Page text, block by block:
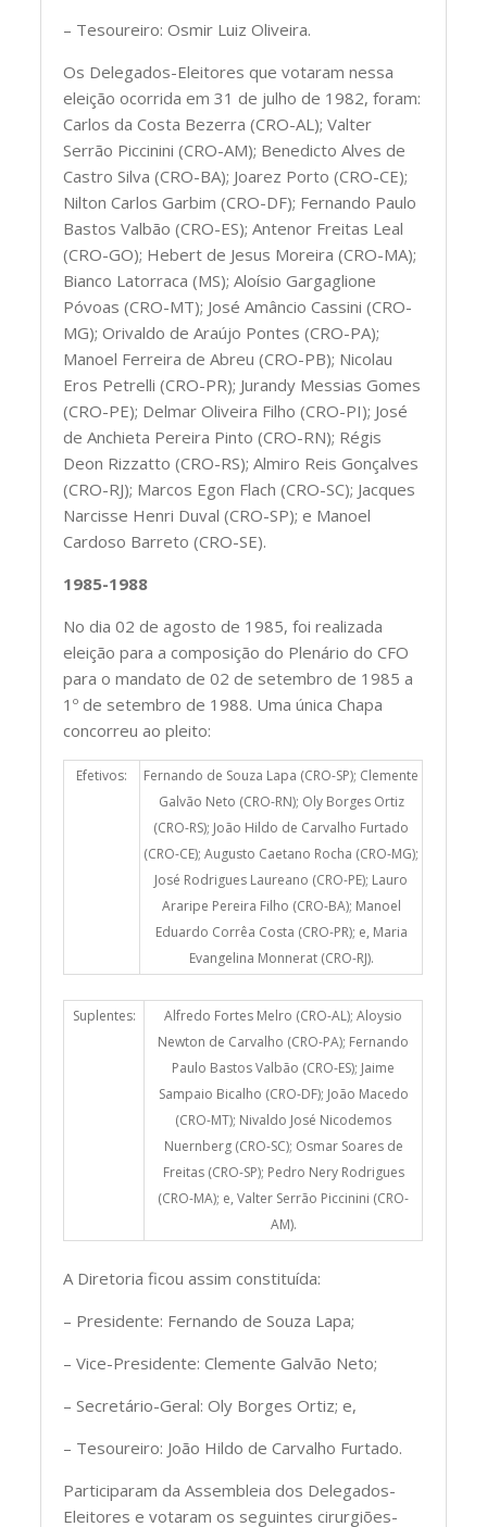
– Tesoureiro: Osmir Luiz Oliveira.
Os Delegados-Eleitores que votaram nessa
eleição ocorrida em 31 de julho de 1982, foram:
Carlos da Costa Bezerra (CRO-AL); Valter
Serrão Piccinini (CRO-AM); Benedicto Alves de
Castro Silva (CRO-BA); Joarez Porto (CRO-CE);
Nilton Carlos Garbim (CRO-DF); Fernando Paulo
Bastos Valbão (CRO-ES); Antenor Freitas Leal
(CRO-GO); Hebert de Jesus Moreira (CRO-MA);
Bianco Latorraca (MS); Aloísio Gargaglione
Póvoas (CRO-MT); José Amâncio Cassini (CRO-
MG); Orivaldo de Araújo Pontes (CRO-PA);
Manoel Ferreira de Abreu (CRO-PB); Nicolau
Eros Petrelli (CRO-PR); Jurandy Messias Gomes
(CRO-PE); Delmar Oliveira Filho (CRO-PI); José
de Anchieta Pereira Pinto (CRO-RN); Régis
Deon Rizzatto (CRO-RS); Almiro Reis Gonçalves
(CRO-RJ); Marcos Egon Flach (CRO-SC); Jacques
Narcisse Henri Duval (CRO-SP); e Manoel
Cardoso Barreto (CRO-SE).
1985-1988
No dia 02 de agosto de 1985, foi realizada
eleição para a composição do Plenário do CFO
para o mandato de 02 de setembro de 1985 a
1º de setembro de 1988. Uma única Chapa
concorreu ao pleito:
Efetivos:
Fernando de Souza Lapa (CRO-SP); Clemente
Galvão Neto (CRO-RN); Oly Borges Ortiz
(CRO-RS); João Hildo de Carvalho Furtado
(CRO-CE); Augusto Caetano Rocha (CRO-MG);
José Rodrigues Laureano (CRO-PE); Lauro
Araripe Pereira Filho (CRO-BA); Manoel
Eduardo Corrêa Costa (CRO-PR); e, Maria
Evangelina Monnerat (CRO-RJ).
Suplentes:
Alfredo Fortes Melro (CRO-AL); Aloysio
Newton de Carvalho (CRO-PA); Fernando
Paulo Bastos Valbão (CRO-ES); Jaime
Sampaio Bicalho (CRO-DF); João Macedo
(CRO-MT); Nivaldo José Nicodemos
Nuernberg (CRO-SC); Osmar Soares de
Freitas (CRO-SP); Pedro Nery Rodrigues
(CRO-MA); e, Valter Serrão Piccinini (CRO-
AM).
A Diretoria ficou assim constituída:
– Presidente: Fernando de Souza Lapa;
– Vice-Presidente: Clemente Galvão Neto;
– Secretário-Geral: Oly Borges Ortiz; e,
– Tesoureiro: João Hildo de Carvalho Furtado.
Participaram da Assembleia dos Delegados-
Eleitores e votaram os seguintes cirurgiões-